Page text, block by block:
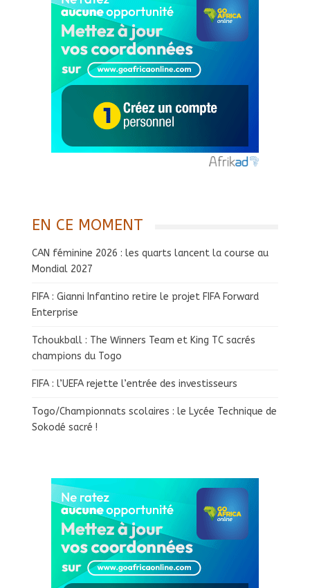
EN CE MOMENT
CAN féminine 2026 : les quarts lancent la course au
Mondial 2027
FIFA : Gianni Infantino retire le projet FIFA Forward
Enterprise
Tchoukball : The Winners Team et King TC sacrés
champions du Togo
FIFA : l’UEFA rejette l’entrée des investisseurs
Togo/Championnats scolaires : le Lycée Technique de
Sokodé sacré !